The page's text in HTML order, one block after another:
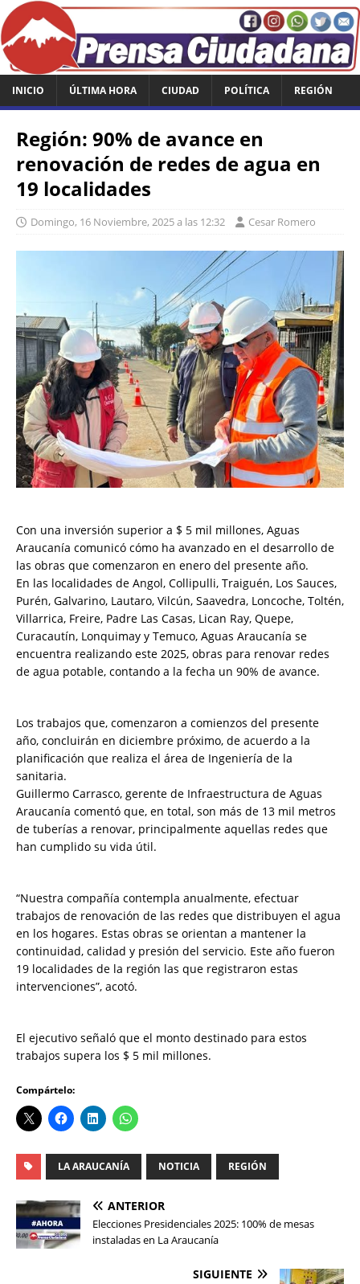
INICIO ÚLTIMA HORA CIUDAD POLÍTICA REGIÓN
Región: 90% de avance en
renovación de redes de agua en
19 localidades
Domingo, 16 Noviembre, 2025 a las 12:32 Cesar Romero
Con una inversión superior a $ 5 mil millones, Aguas
Araucanía comunicó cómo ha avanzado en el desarrollo de
las obras que comenzaron en enero del presente año.
En las localidades de Angol, Collipulli, Traiguén, Los Sauces,
Purén, Galvarino, Lautaro, Vilcún, Saavedra, Loncoche, Toltén,
Villarrica, Freire, Padre Las Casas, Lican Ray, Quepe,
Curacautín, Lonquimay y Temuco, Aguas Araucanía se
encuentra realizando este 2025, obras para renovar redes
de agua potable, contando a la fecha un 90% de avance.
Los trabajos que, comenzaron a comienzos del presente
año, concluirán en diciembre próximo, de acuerdo a la
planificación que realiza el área de Ingeniería de la
sanitaria.
Guillermo Carrasco, gerente de Infraestructura de Aguas
Araucanía comentó que, en total, son más de 13 mil metros
de tuberías a renovar, principalmente aquellas redes que
han cumplido su vida útil.
“Nuestra compañía contempla anualmente, efectuar
trabajos de renovación de las redes que distribuyen el agua
en los hogares. Estas obras se orientan a mantener la
continuidad, calidad y presión del servicio. Este año fueron
19 localidades de la región las que registraron estas
intervenciones”, acotó.
El ejecutivo señaló que el monto destinado para estos
trabajos supera los $ 5 mil millones.
Compártelo:
LA ARAUCANÍA NOTICIA REGIÓN
ANTERIOR
Elecciones Presidenciales 2025: 100% de mesas
instaladas en La Araucanía
SIGUIENTE